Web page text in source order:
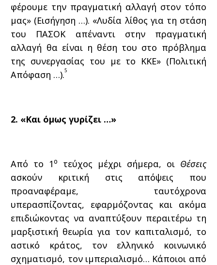
φέρουμε την πραγματική αλλαγή στον τόπο
μας» (Εισήγηση …). «Λυδία λίθος για τη στάση
του ΠΑΣΟΚ απέναντι στην πραγματική
αλλαγή θα είναι η θέση του στο πρόβλημα
της συνεργασίας του με το ΚΚΕ» (Πολιτική
Απόφαση …).5
2. «Και όμως γυρίζει …»
Από το 1ο τεύχος μέχρι σήμερα, οι Θέσεις
ασκούν κριτική στις απόψεις που
προαναφέραμε, ταυτόχρονα
υπερασπίζοντας, εφαρμόζοντας και ακόμα
επιδιώκοντας να αναπτύξουν περαιτέρω τη
μαρξιστική θεωρία για τον καπιταλισμό, το
αστικό κράτος, τον ελληνικό κοινωνικό
σχηματισμό, τον ιμπεριαλισμό… Κάποιοι από